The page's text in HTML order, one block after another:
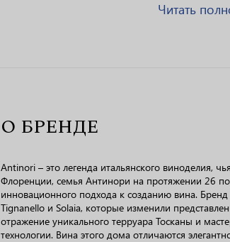
Читать
О БРЕНДЕ
Antinori – это легенда итальянского виноделия,
Флоренции, семья Антинори на протяжении 26
инновационного подхода к созданию вина.
Tignanello и Solaia, которые изменили
отражение уникального терруара Тосканы и
технологии. Вина этого дома отличаются